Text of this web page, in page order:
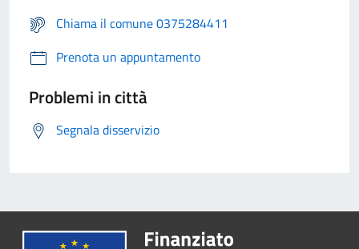
Chiama il comune 0375284411
Prenota un appuntamento
Problemi in città
Segnala disservizio